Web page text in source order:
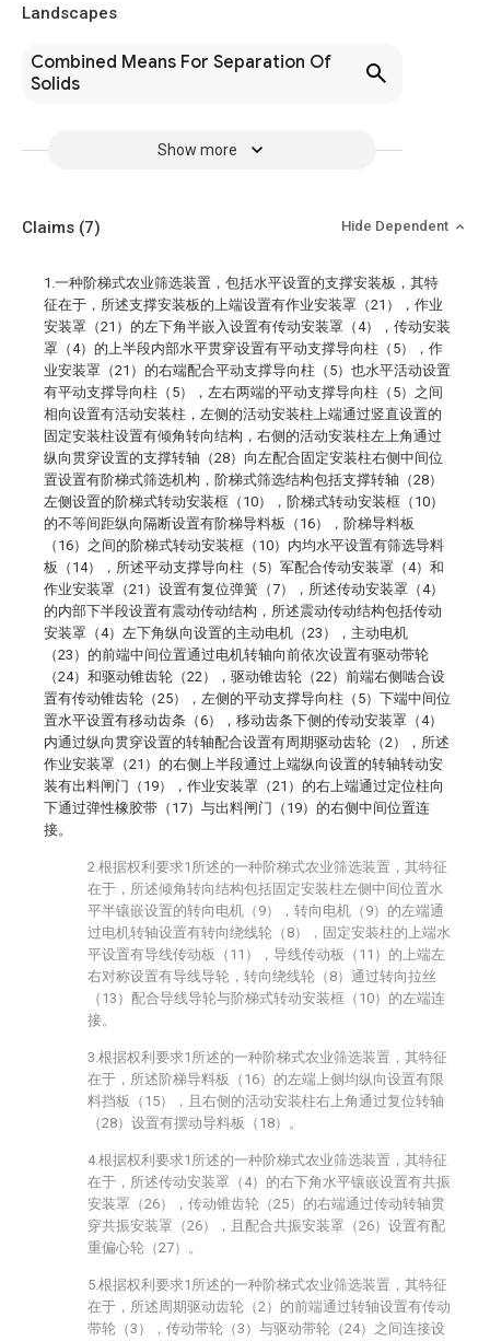
Landscapes
Combined Means For Separation Of
Solids
Show more
Claims (7) Hide Dependent
1.一种阶梯式农业筛选装置，包括水平设置的支撑安装板，其特
征在于，所述支撑安装板的上端设置有作业安装罩（21），作业
安装罩（21）的左下角半嵌入设置有传动安装罩（4），传动安装
罩（4）的上半段内部水平贯穿设置有平动支撑导向柱（5），作
业安装罩（21）的右端配合平动支撑导向柱（5）也水平活动设置
有平动支撑导向柱（5），左右两端的平动支撑导向柱（5）之间
相向设置有活动安装柱，左侧的活动安装柱上端通过竖直设置的
固定安装柱设置有倾角转向结构，右侧的活动安装柱左上角通过
纵向贯穿设置的支撑转轴（28）向左配合固定安装柱右侧中间位
置设置有阶梯式筛选机构，阶梯式筛选结构包括支撑转轴（28）
左侧设置的阶梯式转动安装框（10），阶梯式转动安装框（10）
的不等间距纵向隔断设置有阶梯导料板（16），阶梯导料板
（16）之间的阶梯式转动安装框（10）内均水平设置有筛选导料
板（14），所述平动支撑导向柱（5）军配合传动安装罩（4）和
作业安装罩（21）设置有复位弹簧（7），所述传动安装罩（4）
的内部下半段设置有震动传动结构，所述震动传动结构包括传动
安装罩（4）左下角纵向设置的主动电机（23），主动电机
（23）的前端中间位置通过电机转轴向前依次设置有驱动带轮
（24）和驱动锥齿轮（22），驱动锥齿轮（22）前端右侧啮合设
置有传动锥齿轮（25），左侧的平动支撑导向柱（5）下端中间位
置水平设置有移动齿条（6），移动齿条下侧的传动安装罩（4）
内通过纵向贯穿设置的转轴配合设置有周期驱动齿轮（2），所述
作业安装罩（21）的右侧上半段通过上端纵向设置的转轴转动安
装有出料闸门（19），作业安装罩（21）的右上端通过定位柱向
下通过弹性橡胶带（17）与出料闸门（19）的右侧中间位置连
接。
2.根据权利要求1所述的一种阶梯式农业筛选装置，其特征
在于，所述倾角转向结构包括固定安装柱左侧中间位置水
平半镶嵌设置的转向电机（9），转向电机（9）的左端通
过电机转轴设置有转向绕线轮（8），固定安装柱的上端水
平设置有导线传动板（11），导线传动板（11）的上端左
右对称设置有导线导轮，转向绕线轮（8）通过转向拉丝
（13）配合导线导轮与阶梯式转动安装框（10）的左端连
接。
3.根据权利要求1所述的一种阶梯式农业筛选装置，其特征
在于，所述阶梯导料板（16）的左端上侧均纵向设置有限
料挡板（15），且右侧的活动安装柱右上角通过复位转轴
（28）设置有摆动导料板（18）。
4.根据权利要求1所述的一种阶梯式农业筛选装置，其特征
在于，所述传动安装罩（4）的右下角水平镶嵌设置有共振
安装罩（26），传动锥齿轮（25）的右端通过传动转轴贯
穿共振安装罩（26），且配合共振安装罩（26）设置有配
重偏心轮（27）。
5.根据权利要求1所述的一种阶梯式农业筛选装置，其特征
在于，所述周期驱动齿轮（2）的前端通过转轴设置有传动
带轮（3），传动带轮（3）与驱动带轮（24）之间连接设